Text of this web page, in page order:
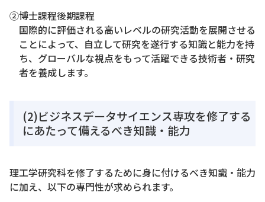
②博士課程後期課程
国際的に評価される高いレベルの研究活動を展開させる
ことによって、自立して研究を遂行する知識と能力を持
ち、グローバルな視点をもって活躍できる技術者・研究
者を養成します。
(2)ビジネスデータサイエンス専攻を修了する
にあたって備えるべき知識・能力
理工学研究科を修了するために身に付けるべき知識・能力
に加え、以下の専門性が求められます。